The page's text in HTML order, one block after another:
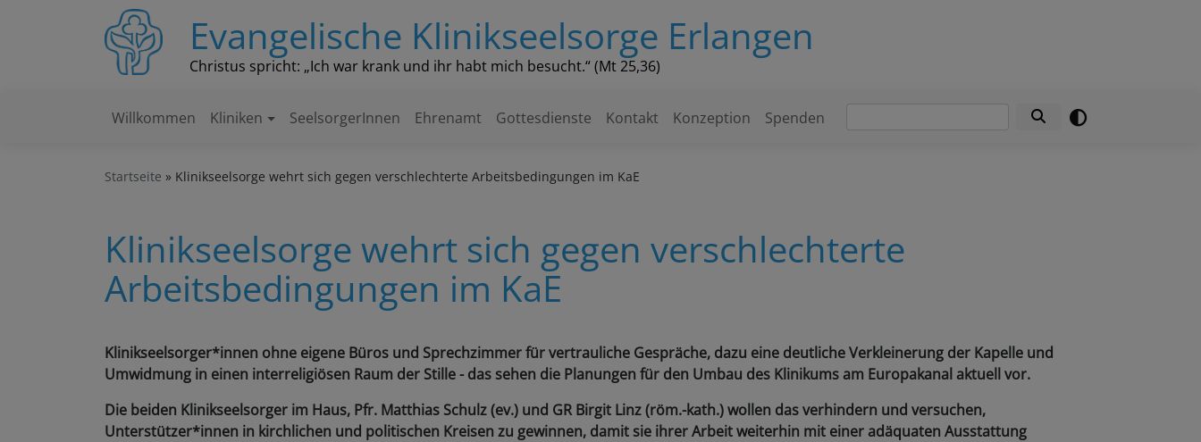
Evangelische Klinikseelsorge Erlangen
Christus spricht: „Ich war krank und ihr habt mich besucht.“ (Mt 25,36)
Hauptnavigation
Willkommen Kliniken SeelsorgerInnen Ehrenamt Gottesdienste Kontakt Konzeption Spenden
Startseite Klinikseelsorge wehrt sich gegen verschlechterte Arbeitsbedingungen im KaE
Klinikseelsorge wehrt sich gegen verschlechterte
Arbeitsbedingungen im KaE
Klinikseelsorger*innen ohne eigene Büros und Sprechzimmer für vertrauliche Gespräche, dazu eine deutliche Verkleinerung der Kapelle und
Umwidmung in einen interreligiösen Raum der Stille - das sehen die Planungen für den Umbau des Klinikums am Europakanal aktuell vor.
Die beiden Klinikseelsorger im Haus, Pfr. Matthias Schulz (ev.) und GR Birgit Linz (röm.-kath.) wollen das verhindern und versuchen,
Unterstützer*innen in kirchlichen und politischen Kreisen zu gewinnen, damit sie ihrer Arbeit weiterhin mit einer adäquaten Ausstattung